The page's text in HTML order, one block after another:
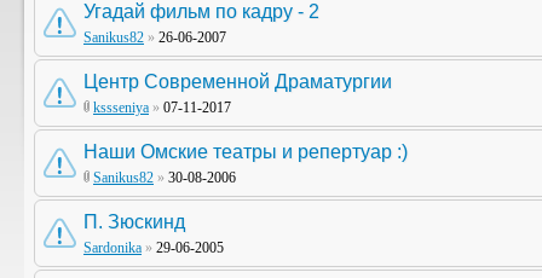
Угадай фильм по кадру - 2
Sanikus82 » 26-06-2007
Центр Современной Драматургии
kssseniya » 07-11-2017
Наши Омские театры и репертуар :)
Sanikus82 » 30-08-2006
П. Зюскинд
Sardonika » 29-06-2005